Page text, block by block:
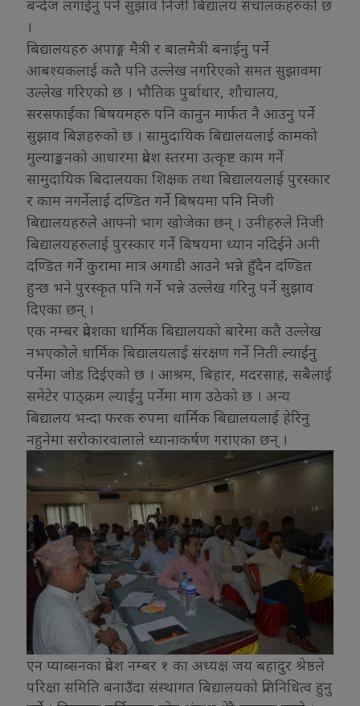
बन्देज लगाईनु पर्ने सुझाव निजी बिद्यालय संचालकहरुको छ
।
बिद्यालयहरु अपाङ्ग मैत्री र बालमैत्री बनाईनु पर्ने
आबश्यकलाई कतै पनि उल्लेख नगरिएको समत सुझावमा
उल्लेख गरिएको छ । भौतिक पुर्बाधार, शौचालय,
सरसफाईका बिषयमहरु पनि कानुन मार्फत नै आउनु पर्ने
सुझाव बिज्ञहरुको छ । सामुदायिक बिद्यालयलाई कामको
मुल्याङ्कनको आधारमा प्रदेश स्तरमा उत्कृष्ट काम गर्ने
सामुदायिक बिदालयका शिक्षक तथा बिद्यालयलाई पुरस्कार
र काम नगर्नेलाई दण्डित गर्ने बिषयमा पनि निजी
बिद्यालयहरुले आफ्नो भाग खोजेका छन् । उनीहरुले निजी
बिद्यालयहरुलाई पुरस्कार गर्ने बिषयमा ध्यान नदिईने अनी
दण्डित गर्ने कुरामा मात्र अगाडी आउने भन्ने हुँदैन दण्डित
हुन्छ भने पुरस्कृत पनि गर्ने भन्ने उल्लेख गरिनु पर्ने सुझाव
दिएका छन् ।
एक नम्बर प्रदेशका धार्मिक बिद्यालयको बारेमा कतै उल्लेख
नभएकोले धार्मिक बिद्यालयलाई संरक्षण गर्ने निती ल्याईनु
पर्नेमा जोड दिईएको छ । आश्रम, बिहार, मदरसाह, सबैलाई
समेटेर पाठ्क्रम ल्याईनु पर्नेमा माग उठेको छ । अन्य
बिद्यालय भन्दा फरक रुपमा धार्मिक बिद्यालयलाई हेरिनु
नहुनेमा सरोकारवालाले ध्यानाकर्षण गराएका छन् ।
एन प्याब्सनका प्रदेश नम्बर १ का अध्यक्ष जय बहादुर श्रेष्ठले
परिक्षा समिति बनाउँदा संस्थागत बिद्यालयको प्रतिनिधित्व हुनु